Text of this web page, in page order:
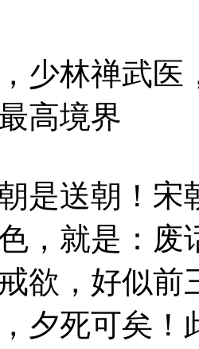
林禅武医
高境界
送朝！宋
，就是：废
欲，好似前
夕死可矣